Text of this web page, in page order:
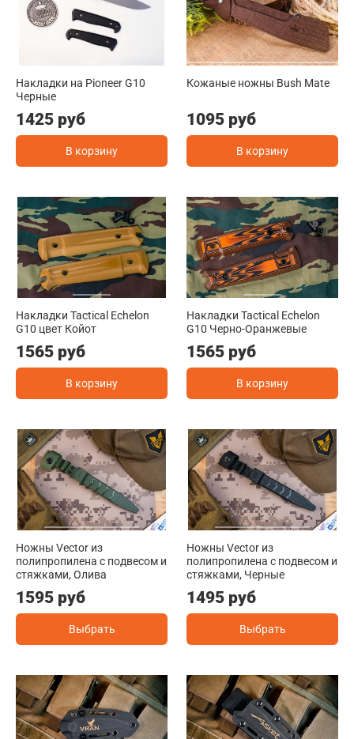
Накладки на Pioneer G10
Черные
1425 руб
В корзину
Кожаные ножны Bush Mate
1095 руб
В корзину
Накладки Tactical Echelon
G10 цвет Койот
1565 руб
В корзину
Накладки Tactical Echelon
G10 Черно-Оранжевые
1565 руб
В корзину
Ножны Vector из
полипропилена с подвесом и
стяжками, Олива
1595 руб
Выбрать
Ножны Vector из
полипропилена с подвесом и
стяжками, Черные
1495 руб
Выбрать